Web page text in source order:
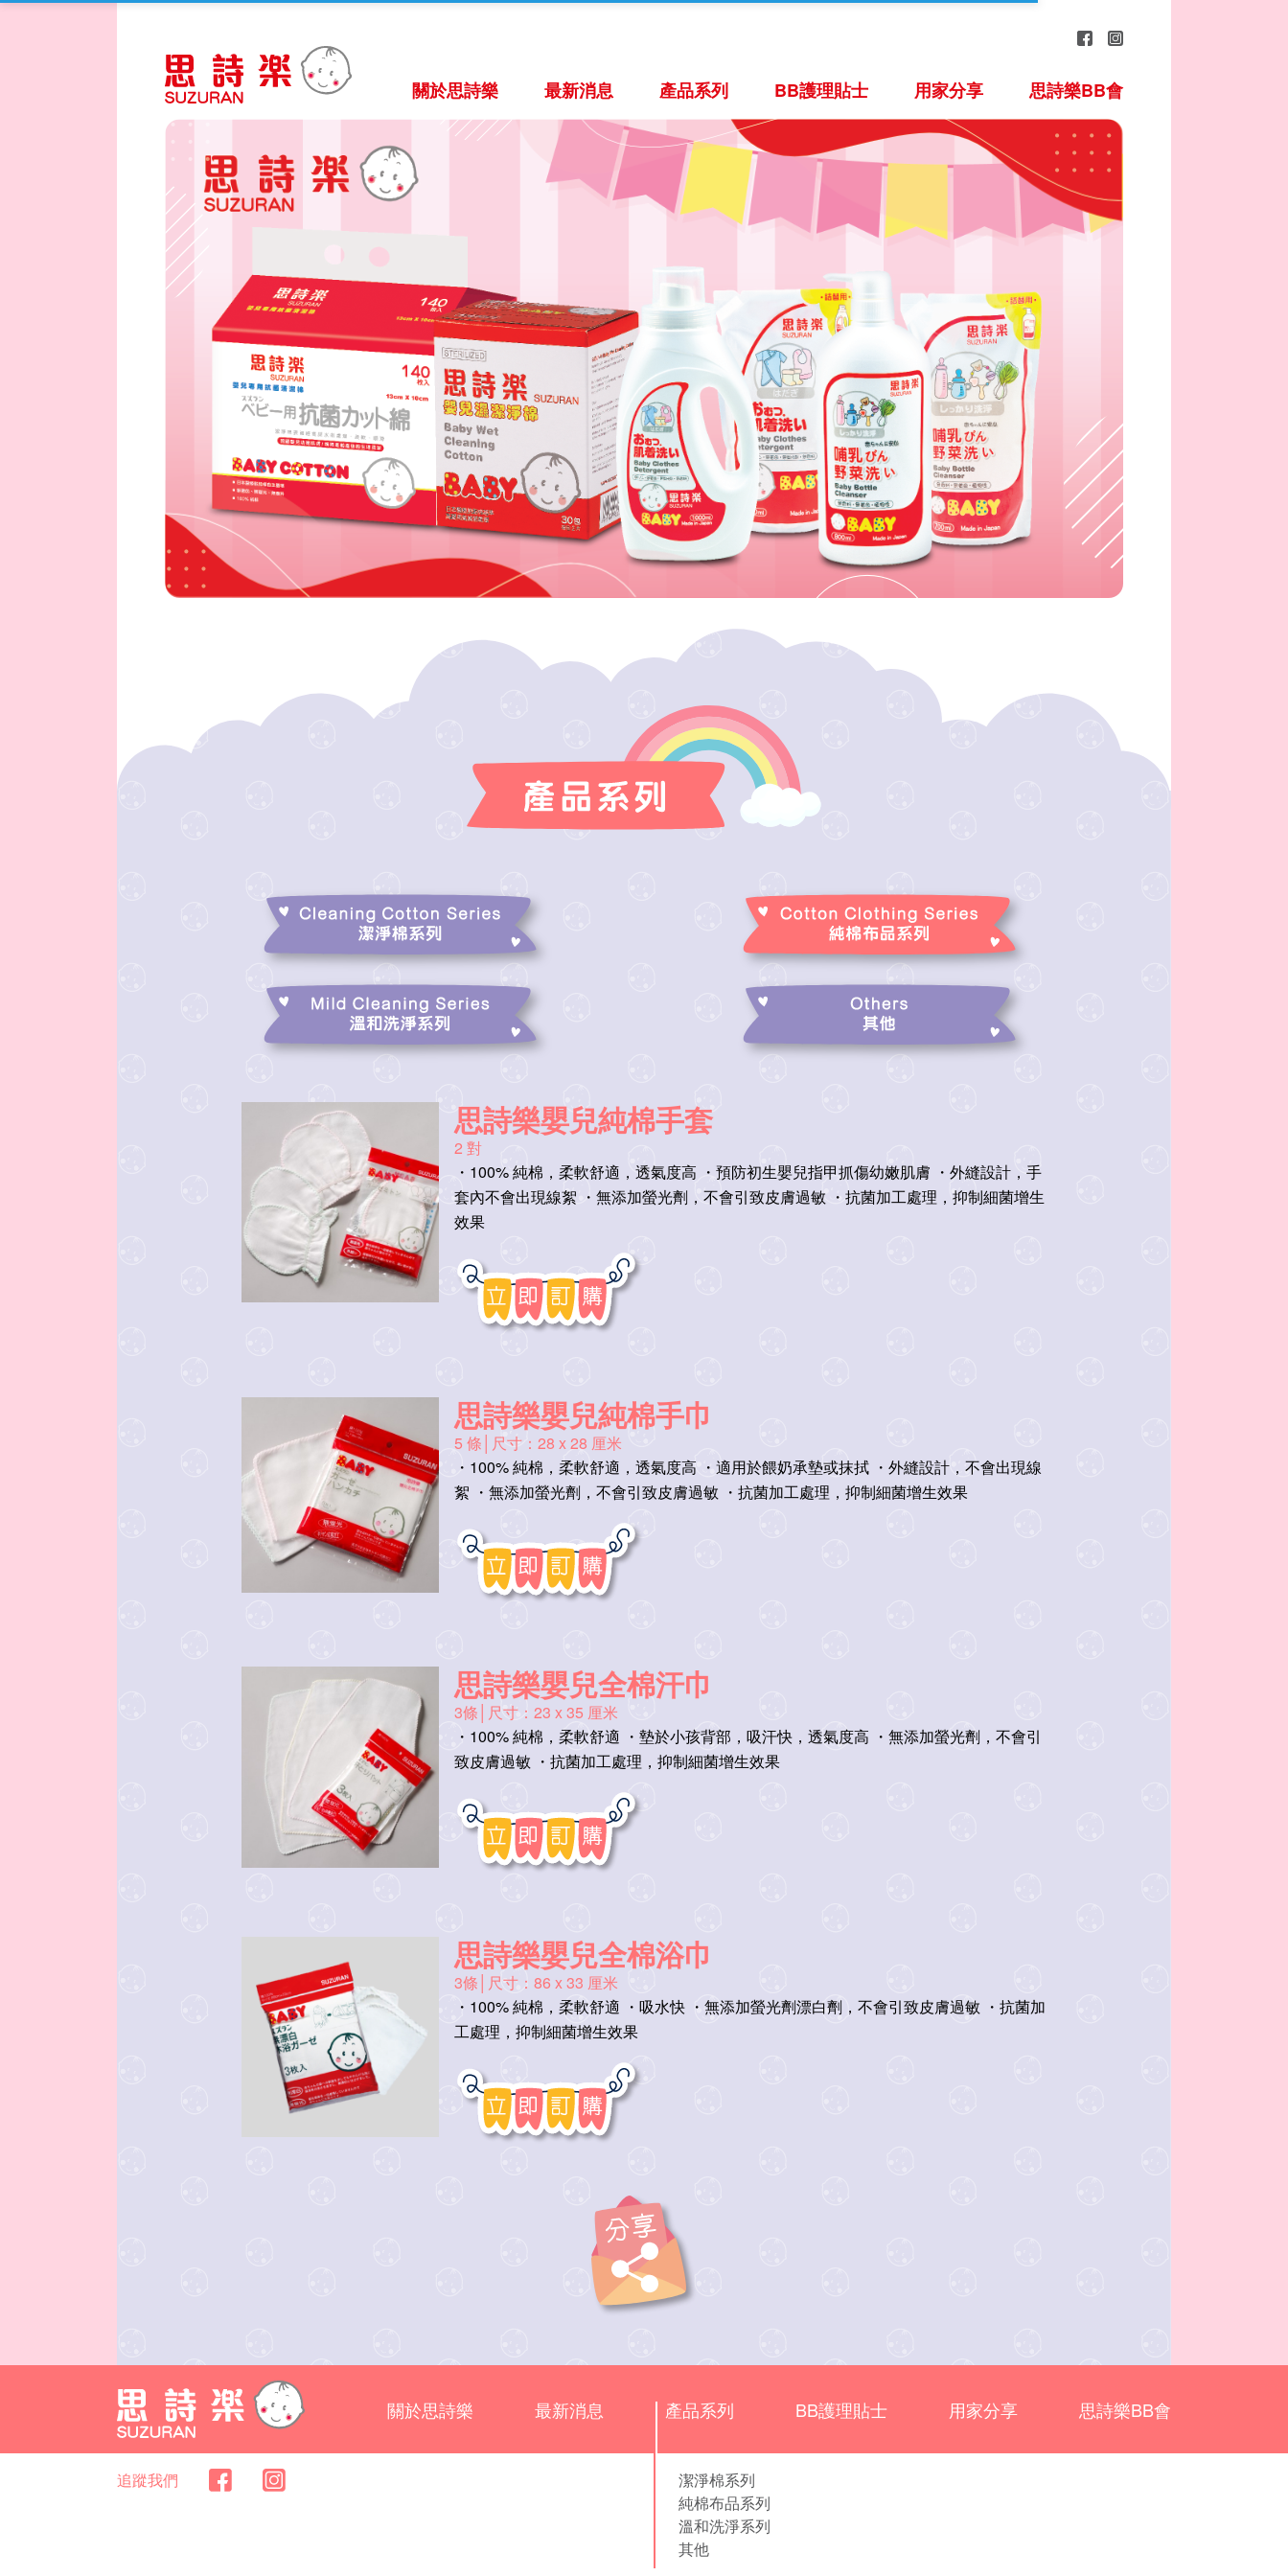
關於思詩樂 最新消息 產品系列 BB護理貼士 用家分享 思詩樂BB會
思詩樂嬰兒純棉手套
2 對
・100% 純棉，柔軟舒適，透氣度高 ・預防初生嬰兒指甲抓傷幼嫩肌膚 ・外縫設計，手
套內不會出現線絮 ・無添加螢光劑，不會引致皮膚過敏 ・抗菌加工處理，抑制細菌增生
效果
思詩樂嬰兒純棉手巾
5 條│尺寸：28 x 28 厘米
・100% 純棉，柔軟舒適，透氣度高 ・適用於餵奶承墊或抹拭 ・外縫設計，不會出現線
絮 ・無添加螢光劑，不會引致皮膚過敏 ・抗菌加工處理，抑制細菌增生效果
思詩樂嬰兒全棉汗巾
3條│尺寸：23 x 35 厘米
・100% 純棉，柔軟舒適 ・墊於小孩背部，吸汗快，透氣度高 ・無添加螢光劑，不會引
致皮膚過敏 ・抗菌加工處理，抑制細菌增生效果
思詩樂嬰兒全棉浴巾
3條│尺寸：86 x 33 厘米
・100% 純棉，柔軟舒適 ・吸水快 ・無添加螢光劑漂白劑，不會引致皮膚過敏 ・抗菌加
工處理，抑制細菌增生效果
關於思詩樂 最新消息 產品系列 BB護理貼士 用家分享 思詩樂BB會
追蹤我們
潔淨棉系列
純棉布品系列
溫和洗淨系列
其他